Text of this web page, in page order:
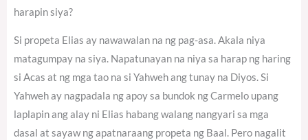
harapin siya?
Si propeta Elias ay nawawalan na ng pag-asa. Akala niya
matagumpay na siya. Napatunayan na niya sa harap ng haring
si Acas at ng mga tao na si Yahweh ang tunay na Diyos. Si
Yahweh ay nagpadala ng apoy sa bundok ng Carmelo upang
laplapin ang alay ni Elias habang walang nangyari sa mga
dasal at sayaw ng apatnaraang propeta ng Baal. Pero nagalit